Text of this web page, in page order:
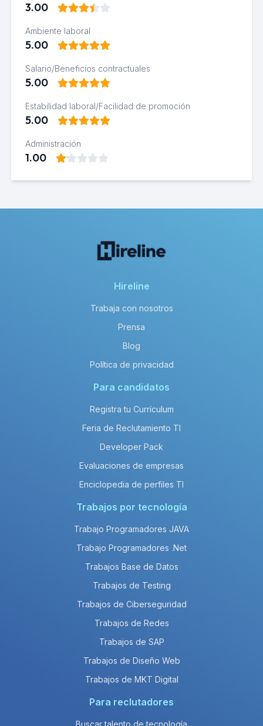
3.00
Ambiente laboral
5.00
Salario/Beneficios contractuales
5.00
Estabilidad laboral/Facilidad de promoción
5.00
Administración
1.00
Hireline
Trabaja con nosotros
Prensa
Blog
Política de privacidad
Para candidatos
Registra tu Currículum
Feria de Reclutamiento TI
Developer Pack
Evaluaciones de empresas
Enciclopedia de perfiles TI
Trabajos por tecnología
Trabajo Programadores JAVA
Trabajo Programadores .Net
Trabajos Base de Datos
Trabajos de Testing
Trabajos de Ciberseguridad
Trabajos de Redes
Trabajos de SAP
Trabajos de Diseño Web
Trabajos de MKT Digital
Para reclutadores
Buscar talento de tecnología